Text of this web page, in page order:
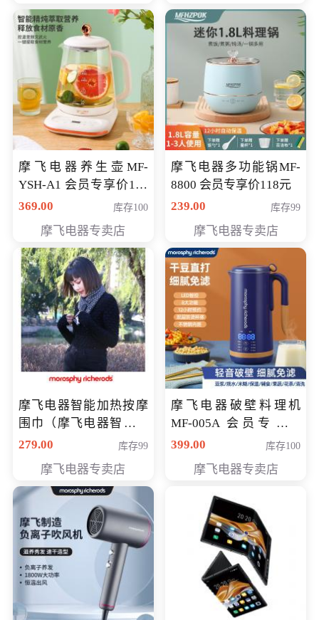
摩飞电器养生壶MF-
YSH-A1 会员专享价198
元
369.00 库存100
摩飞电器专卖店
摩飞电器多功能锅MF-
8800 会员专享价118元
239.00
库存99
摩飞电器专卖店
摩飞电器智能加热按摩
围巾（摩飞电器智能加
热按摩围脖） 会员专享
279.00 库存99
摩飞电器专卖店
摩飞电器破壁料理机
MF-005A 会员专享价
198元
399.00 库存100
摩飞电器专卖店